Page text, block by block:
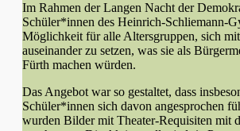
Im Rahmen der Langen Nacht der
Schüler*innen des Heinrich-Schliemann-
Möglichkeit für alle Altersgruppen, sich
auseinander zu setzen, was sie als
Fürth machen würden.
Das Angebot war so gestaltet, dass
Schüler*innen sich davon angesprochen
wurden Bilder mit Theater-Requisiten mit